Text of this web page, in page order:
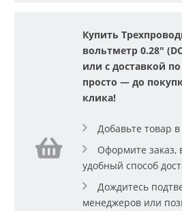
Купить
вольтметр 0.28"
или с доставкой
просто — до
клика!
Добавьте товар
Оформите заказ,
удобный способ
Дождитесь
менеджеров или